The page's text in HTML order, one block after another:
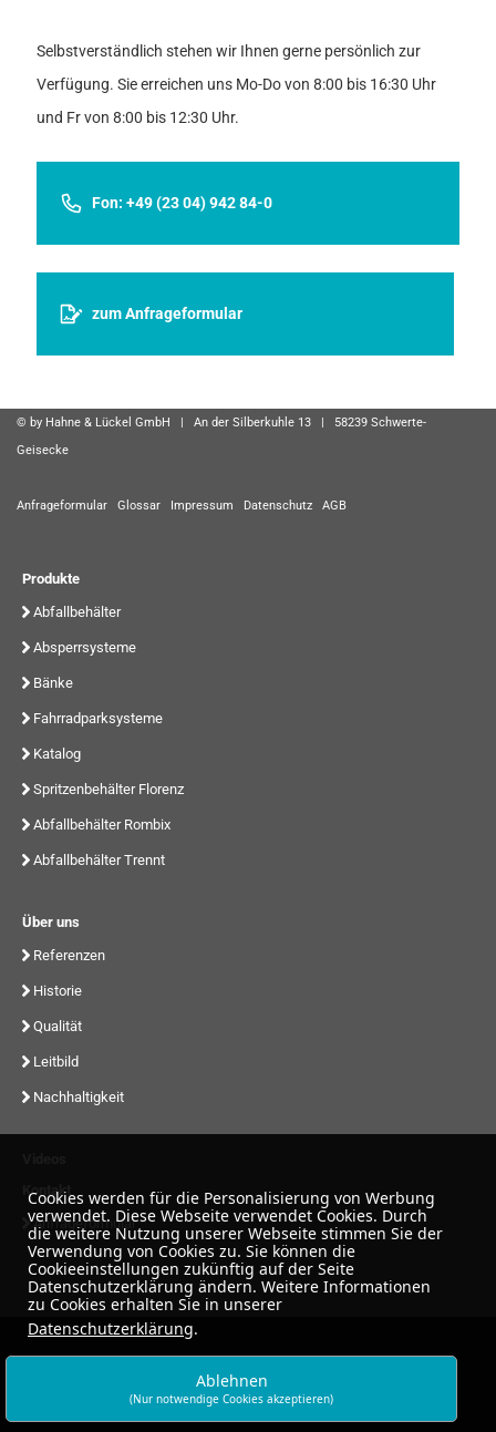
Selbstverständlich stehen wir Ihnen gerne persönlich zur
Verfügung. Sie erreichen uns Mo-Do von 8:00 bis 16:30 Uhr
und Fr von 8:00 bis 12:30 Uhr.
Fon: +49 (23 04) 942 84-0
zum Anfrageformular
© by Hahne & Lückel GmbH | An der Silberkuhle 13 | 58239 Schwerte-
Geisecke
Anfrageformular Glossar Impressum Datenschutz AGB
Produkte
Abfallbehälter
Absperrsysteme
Bänke
Fahrradparksysteme
Katalog
Spritzenbehälter Florenz
Abfallbehälter Rombix
Abfallbehälter Trennt
Über uns
Referenzen
Historie
Qualität
Leitbild
Nachhaltigkeit
Kontakt
Anfrageformular
Cookies werden für die Personalisierung von Werbung
verwendet. Diese Webseite verwendet Cookies. Durch
die weitere Nutzung unserer Webseite stimmen Sie der
Verwendung von Cookies zu. Sie können die
Cookieeinstellungen zukünftig auf der Seite
Datenschutzerklärung ändern. Weitere Informationen
zu Cookies erhalten Sie in unserer
Datenschutzerklärung.
Ablehnen
(Nur notwendige Cookies akzeptieren)